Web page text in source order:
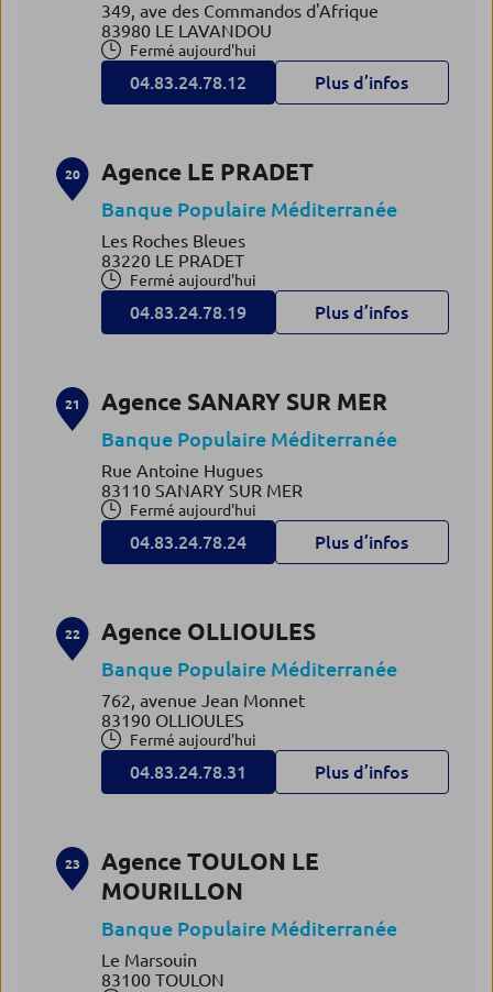
349, ave des Commandos d'Afrique
83980 LE LAVANDOU
Fermé aujourd'hui
04.83.24.78.12 Plus d’infos
20 Agence LE PRADET
Banque Populaire Méditerranée
Les Roches Bleues
83220 LE PRADET
Fermé aujourd'hui
04.83.24.78.19 Plus d’infos
21 Agence SANARY SUR MER
Banque Populaire Méditerranée
Rue Antoine Hugues
83110 SANARY SUR MER
Fermé aujourd'hui
04.83.24.78.24 Plus d’infos
22 Agence OLLIOULES
Banque Populaire Méditerranée
762, avenue Jean Monnet
83190 OLLIOULES
Fermé aujourd'hui
04.83.24.78.31 Plus d’infos
23
Agence TOULON LE
MOURILLON
Banque Populaire Méditerranée
Le Marsouin
83100 TOULON